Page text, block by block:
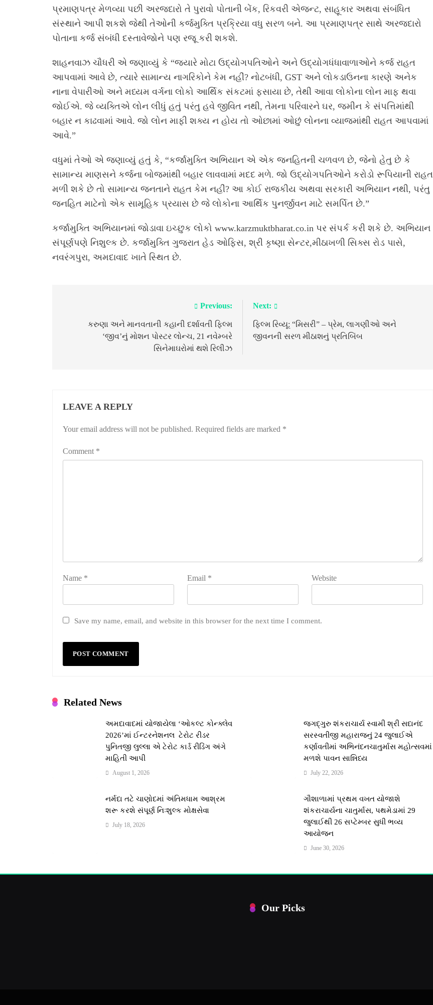
પ્રમાણપત્ર મેળવ્યા પછી અરજદારો તે પુરાવો પોતાની બેંક, રિકવરી એજન્ટ, સાહૂકાર અથવા સંબંધિત
સંસ્થાને આપી શકશે જેથી તેઓની કર્જમુક્તિ પ્રક્રિયા વધુ સરળ બને. આ પ્રમાણપત્ર સાથે અરજદારો
પોતાના કર્જ સંબંધી દસ્તાવેજોને પણ રજૂ કરી શકશે.
શાહનવાઝ ચૌધરી એ જણાવ્યું કે “જ્યારે મોટા ઉદ્યોગપતિઓને અને ઉદ્યોગધંધાવાળાઓને કર્જ રાહત
આપવામાં આવે છે, ત્યારે સામાન્ય નાગરિકોને કેમ નહીં? નોટબંધી, GST અને લોકડાઉનના કારણે અનેક
નાના વેપારીઓ અને મધ્યમ વર્ગના લોકો આર્થિક સંકટમાં ફસાયા છે, તેથી આવા લોકોના લોન માફ થવા
જોઈએ. જે વ્યક્તિએ લોન લીધું હતું પરંતુ હવે જીવિત નથી, તેમના પરિવારને ઘર, જમીન કે સંપત્તિમાંથી
બહાર ન કાઢવામાં આવે. જો લોન માફી શક્ય ન હોય તો ઓછામાં ઓછું લોનના વ્યાજમાંથી રાહત આપવામાં
આવે.”
વધુમાં તેઓ એ જણાવ્યું હતું કે, “કર્જામુક્તિ અભિયાન એ એક જનહિતની ચળવળ છે, જેનો હેતુ છે કે
સામાન્ય માણસને કર્જના બોજમાંથી બહાર લાવવામાં મદદ મળે. જો ઉદ્યોગપતિઓને કરોડો રૂપિયાની રાહત
મળી શકે છે તો સામાન્ય જનતાને રાહત કેમ નહીં? આ કોઈ રાજકીય અથવા સરકારી અભિયાન નથી, પરંતુ
જનહિત માટેનો એક સામૂહિક પ્રયાસ છે જે લોકોના આર્થિક પુનર્જીવન માટે સમર્પિત છે.”
કર્જામુક્તિ અભિયાનમાં જોડાવા ઇચ્છુક લોકો www.karzmuktbharat.co.in પર સંપર્ક કરી શકે છે. અભિયાન
સંપૂર્ણપણે નિશુલ્ક છે. કર્જામુક્તિ ગુજરાત હેડ ઓફિસ, શ્રી કૃષ્ણા સેન્ટર,મીઠાખળી સિક્સ રોડ પાસે,
નવરંગપુરા, અમદાવાદ ખાતે સ્થિત છે.
navigation
Previous:
કરુણા અને માનવતાની કહાની દર્શાવતી ફિલ્મ
‘જીવ’નું મોશન પોસ્ટર લોન્ચ, 21 નવેમ્બરે
સિનેમાઘરોમાં થશે રિલીઝ
Next:
ફિલ્મ રિવ્યૂ: “મિસરી” – પ્રેમ, લાગણીઓ અને
જીવનની સરળ મીઠાશનું પ્રતિબિંબ
LEAVE A REPLY
Your email address will not be published. Required fields are marked *
Comment *
Name * Email * Website
Save my name, email, and website in this browser for the next time I comment.
Related News
અમદાવાદમાં યોજાયેલા ‘ઓકલ્ટ કોન્ક્લેવ
2026’માં ઈન્ટરનેશનલ ટેરોટ રીડર
પુનિતજી લુલ્લા એ ટેરોટ કાર્ડ રીડિંગ અંગે
માહિતી આપી
August 1, 2026
જગદ્ગુરુ શંકરાચાર્ય સ્વામી શ્રી સદાનંદ
સરસ્વતીજી મહારાજનું 24 જુલાઈએ
કર્ણાવતીમાં અભિનંદનચાતુર્માસ મહોત્સવમાં
મળશે પાવન સાન્નિધ્ય
July 22, 2026
નર્મદા તટે ચાણોદમાં અંતિમધામ આશ્રમ
શરૂ કરશે સંપૂર્ણ નિઃશુલ્ક મોક્ષસેવા
July 18, 2026
ગૌશાળામાં પ્રથમ વખત યોજાશે
શંકરાચાર્યના ચાતુર્માસ, પથમેડામાં 29
જુલાઈથી 26 સપ્ટેમ્બર સુધી ભવ્ય
આયોજન
June 30, 2026
Our Picks